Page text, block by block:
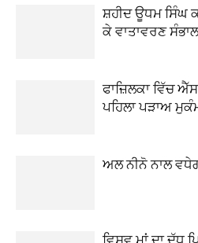
ਸ਼ਹੀਦ ਊਧਮ ਸਿੰਘ
ਕੇ ਵਾਤਾਵਰਣ
ਫਾਜ਼ਿਲਕਾ ਵਿੱਚ
ਪਹਿਲਾ ਪੜਾਅ
ਅਲ ਨੀਨੋ ਨਾਲ
ਵਿਸ਼ਵ ਮਾਂ ਦਾ ਦੁੱਧ